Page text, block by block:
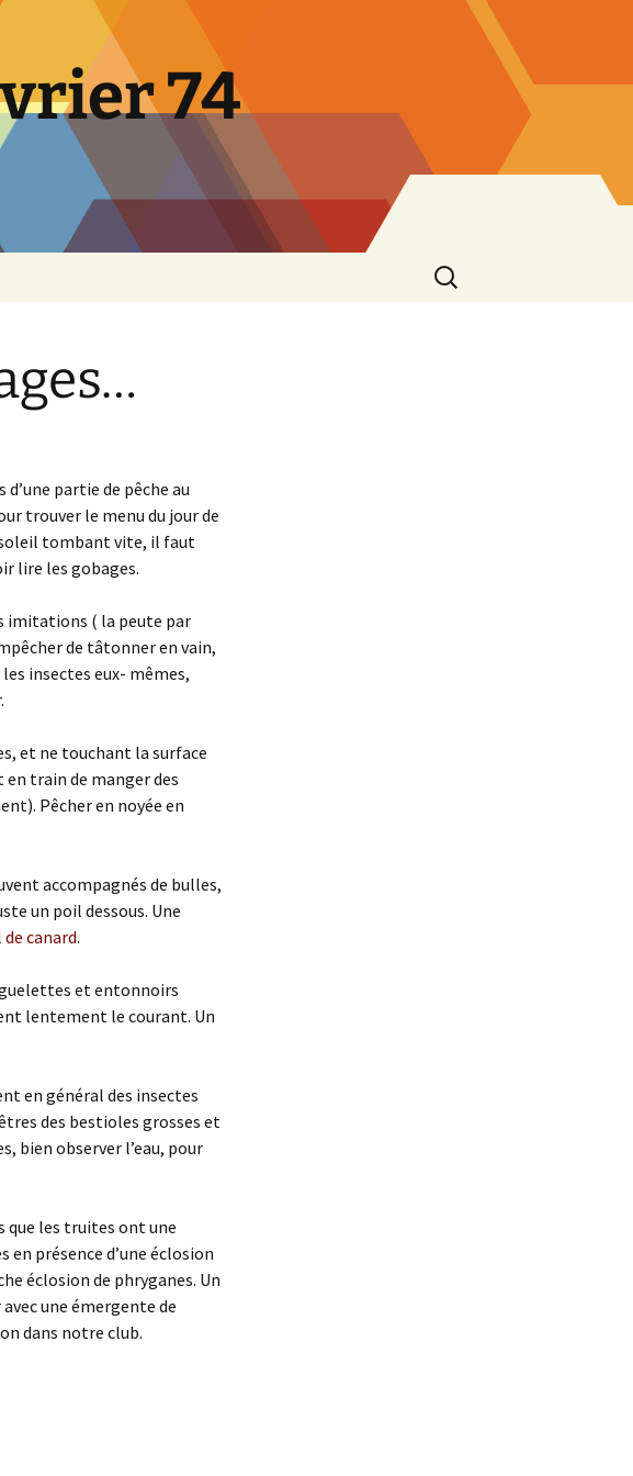
74
Rechercher :
partie de pêche au
trouver le menu du jour de
tombant vite, il faut
lire les gobages.
imitations ( la peute par
de tâtonner en vain,
insectes eux- mêmes,
et ne touchant la surface
en train de manger des
Pêcher en noyée en
accompagnés de bulles,
un poil dessous. Une
de canard.
et entonnoirs
lentement le courant. Un
en général des insectes
des bestioles grosses et
bien observer l’eau, pour
que les truites ont une
présence d’une éclosion
éclosion de phryganes. Un
une émergente de
dans notre club.